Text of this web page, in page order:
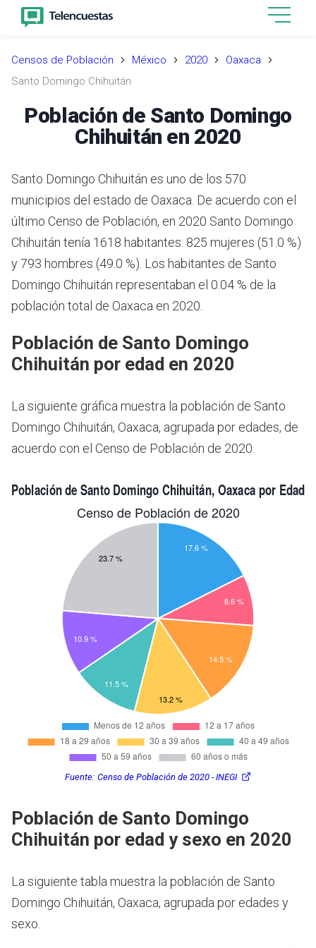
Censos de Población México 2020
Oaxaca
Santo Domingo Chihuitán
Población de Santo Domingo
Chihuitán en 2020
Santo Domingo Chihuitán es uno de los 570
municipios del estado de Oaxaca. De acuerdo con el
último Censo de Población, en 2020 Santo Domingo
Chihuitán tenía 1618 habitantes: 825 mujeres (51.0 %)
y 793 hombres (49.0 %). Los habitantes de Santo
Domingo Chihuitán representaban el 0.04 % de la
población total de Oaxaca en 2020.
Población de Santo Domingo
Chihuitán por edad en 2020
La siguiente gráfica muestra la población de Santo
Domingo Chihuitán, Oaxaca, agrupada por edades, de
acuerdo con el Censo de Población de 2020.
Fuente: Censo de Población de 2020 - INEGI
Población de Santo Domingo
Chihuitán por edad y sexo en 2020
La siguiente tabla muestra la población de Santo
Domingo Chihuitán, Oaxaca, agrupada por edades y
sexo.